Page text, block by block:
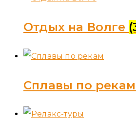
Отдых на Волге
Сплавы по рекам